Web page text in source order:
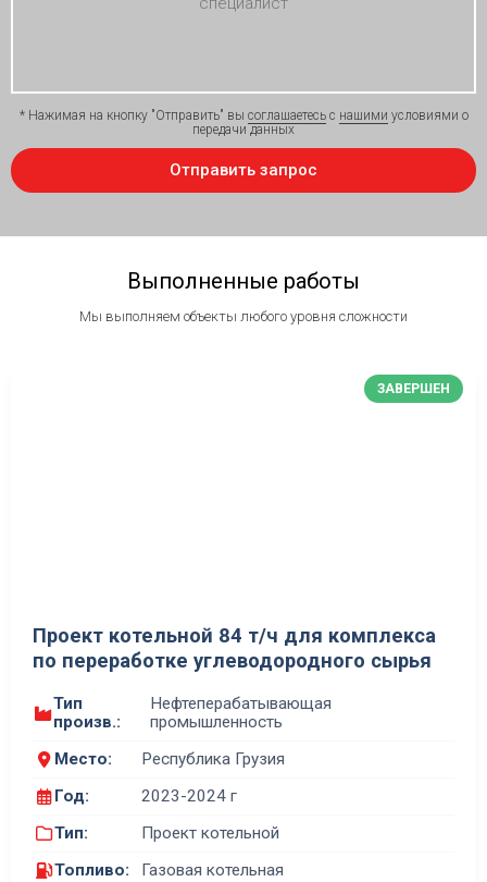
* Нажимая на кнопку "Отправить" вы соглашаетесьс нашими условиями о
передачи данных
Выполненные работы
Мы выполняем объекты любого уровня сложности
ЗАВЕРШЕН
Проект котельной 84 т/ч для комплекса
по переработке углеводородного сырья
Тип
произв.:
Нефтеперабатывающая
промышленность
Место:
Республика Грузия
Год:
2023-2024 г
Тип:
Проект котельной
Топливо:
Газовая котельная